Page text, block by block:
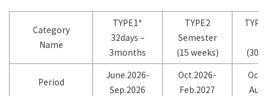
Category
Name
TYPE1*
32days –
3months
TYPE2
Semester
(15 weeks)
(30
Period
June.2026-
Sep.2026
Oct.2026-
Feb.2027